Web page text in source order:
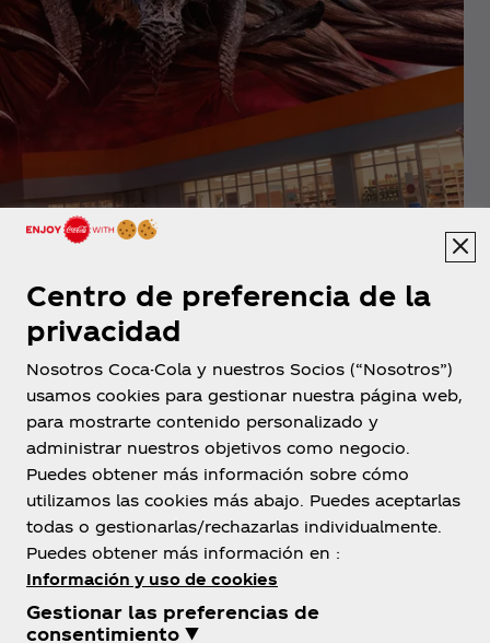
El juego terminó
La misión llegó a su fin, por ahora, pero no te
distraigas que se vienen más desafíos.
Centro de preferencia de la
privacidad
Nosotros Coca-Cola y nuestros Socios (“Nosotros”)
usamos cookies para gestionar nuestra página web,
para mostrarte contenido personalizado y
administrar nuestros objetivos como negocio.
Puedes obtener más información sobre cómo
utilizamos las cookies más abajo. Puedes aceptarlas
todas o gestionarlas/rechazarlas individualmente.
Puedes obtener más información en :
Información y uso de cookies
Gestionar las preferencias de
consentimiento ▼